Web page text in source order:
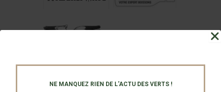
NE MANQUEZ RIEN DE L'ACTU DES VERTS !